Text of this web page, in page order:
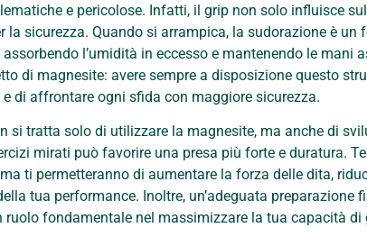
e pericolose. Infatti, il grip non solo influisce
la sicurezza. Quando si arrampica, la sudorazione è un
l’umidità in eccesso e mantenendo le mani
di magnesite: avere sempre a disposizione questo
di affrontare ogni sfida con maggiore sicurezza.
si tratta solo di utilizzare la magnesite, ma anche di
mirati può favorire una presa più forte e duratura.
ti permetteranno di aumentare la forza delle dita,
tua performance. Inoltre, un’adeguata preparazione
ruolo fondamentale nel massimizzare la tua capacità di